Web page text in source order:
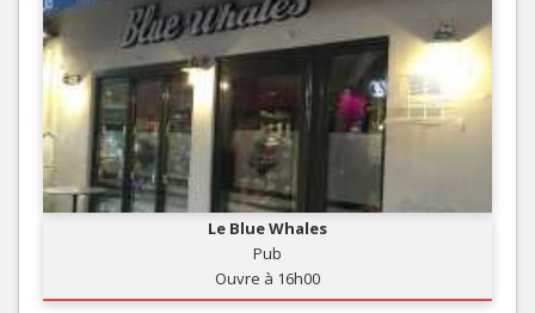
Le Blue Whales
Pub
Ouvre à 16h00